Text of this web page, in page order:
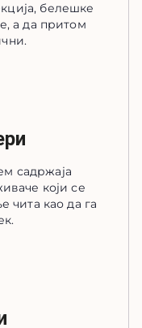
белешке
а да притом
садржаја
који се
чита као да га